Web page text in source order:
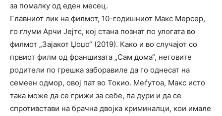
за помалку од еден месец.
Главниот лик на филмот, 10-годишниот Макс Мерсер,
го глуми Арчи Јејтс, кој стана познат по улогата во
филмот „Зајакот Џоџо“ (2019). Како и во случајот со
првиот филм од франшизата „Сам дома“, неговите
родители по грешка заборавиле да го однесат на
семеен одмор, овој пат во Токио. Меѓутоа, Макс исто
така може да се грижи за себе, па дури и да се
спротивстави на брачна двојка криминалци, кои имале